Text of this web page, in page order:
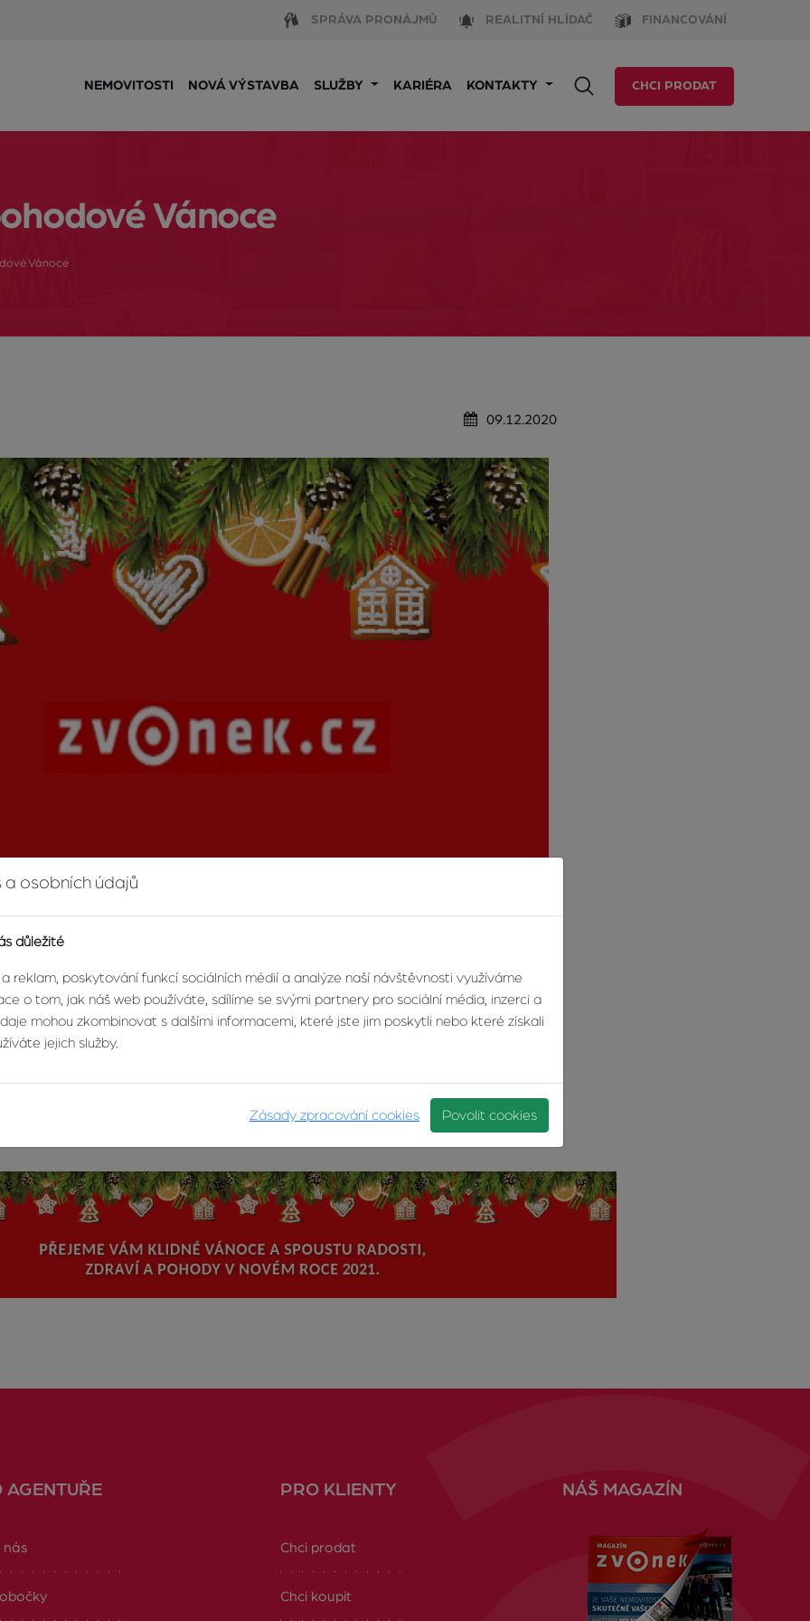
SPRÁVA PRONÁJMŮ REALITNÍ HLÍDAČ FINANCOVÁNÍ
NEMOVITOSTI NOVÁ VÝSTAVBA SLUŽBY KARIÉRA KONTAKTY CHCI PRODAT
Vánoce
Vánoce
09.12.2020
obchodní partneři,
krásné a pohodové Vánoce, plné radosti a štěstí. Do nového roku Vám ze srdce
zdraví, spoustu štěstí a pozitivních myšlenek.
vykročení do roku 2021 přeje tým Agentury Zvonek.
AGENTUŘE
nás
PRO KLIENTY
Chci prodat
Chci koupit
NÁŠ MAGAZÍN
osobních údajů
důležité
reklam, poskytování funkcí sociálních médií a analýze naší návštěvnosti využíváme
o tom, jak náš web používáte, sdílíme se svými partnery pro sociální média, inzerci a
mohou zkombinovat s dalšími informacemi, které jste jim poskytli nebo které získali
jejich služby.
Zásady zpracování cookies Povolit cookies